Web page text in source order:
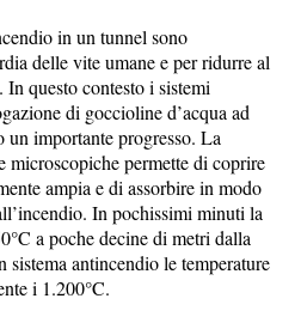
in un tunnel sono
delle vite umane e per ridurre al
questo contesto i sistemi
di goccioline d’acqua ad
un importante progresso. La
microscopiche permette di coprire
ampia e di assorbire in modo
In pochissimi minuti la
a poche decine di metri dalla
sistema antincendio le temperature
i 1.200°C.